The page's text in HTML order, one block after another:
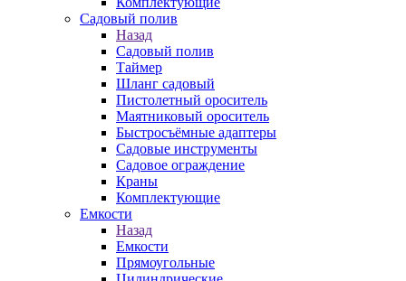
Садовый полив
Назад
Садовый полив
Таймер
Шланг садовый
Пистолетный ороситель
Маятниковый ороситель
Быстросъёмные адаптеры
Садовые инструменты
Садовое ограждение
Краны
Комплектующие
Емкости
Назад
Емкости
Прямоугольные